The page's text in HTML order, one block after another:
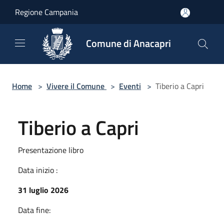
Regione Campania
Comune di Anacapri
Home > Vivere il Comune > Eventi > Tiberio a Capri
Tiberio a Capri
Presentazione libro
Data inizio :
31 luglio 2026
Data fine: